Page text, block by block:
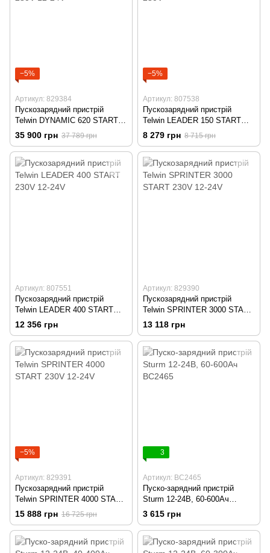
−5%
Артикул: 829384
Пускозарядний пристрій
Telwin DYNAMIC 620 START
230V 12-24V
35 900 грн 37 789 грн
−5%
Артикул: 807538
Пускозарядний пристрій
Telwin LEADER 150 START
230V
8 279 грн 8 715 грн
Артикул: 807551
Пускозарядний пристрій
Telwin LEADER 400 START
230V 12-24V
12 356 грн
Артикул: 829390
Пускозарядний пристрій
Telwin SPRINTER 3000 START
230V 12-24V
13 118 грн
−5%
Артикул: 829391
Пускозарядний пристрій
Telwin SPRINTER 4000 START
230V 12-24V
15 888 грн 16 725 грн
3
Артикул: BC2465
Пуско-зарядний пристрій
Sturm 12-24В, 60-600Ач
BC2465
3 615 грн